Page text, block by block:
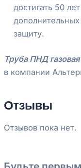
достигать 50
защиту.
Труба ПНД
в компании
Отзывы
Отзывов пока нет.